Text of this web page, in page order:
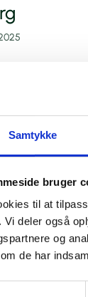
Samtykke
bruger
til at
Vi deler også
og
de har